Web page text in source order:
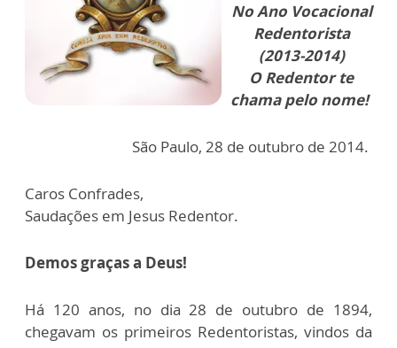
No Ano Vocacional
Redentorista
(2013-2014)
O Redentor te
chama pelo nome!
São Paulo, 28 de outubro de 2014.
Caros Confrades,
Saudações em Jesus Redentor.
Demos graças a Deus!
Há 120 anos, no dia 28 de outubro de 1894,
chegavam os primeiros Redentoristas, vindos da